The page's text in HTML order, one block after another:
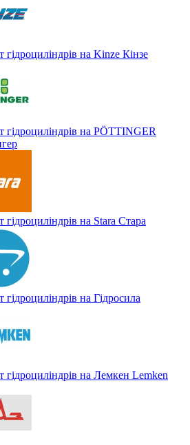
гідроциліндрів на Kinze Кінзе
гідроциліндрів на PÖTTINGER
гідроциліндрів на Stara Стара
гідроциліндрів на Гідросила
гідроциліндрів на Лемкен Lemken